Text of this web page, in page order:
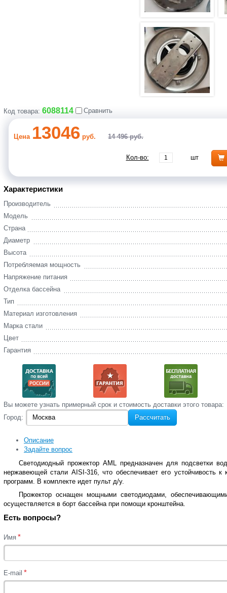
Код товара: 6088114 Сравнить
Цена 13046 руб. 14 496 руб.
Кол-во: шт
Характеристики
Производитель
Модель
Страна
Диаметр
Высота
Потребляемая мощность
Напряжение питания
Отделка бассейна
Тип
Материал изготовления
Марка стали
Цвет
Гарантия
Вы‌ можете‌ узнать‌ примерный срок и стоимость‌ доставки этого товара:
Город:
Рассчитать
Описание
Задайте вопрос
Светодиодный прожектор AML предназначен для подсветки
нержавеющей стали AISI-316, что обеспечивает его устойчивость
программ. В комплекте идет пульт д/у.
Прожектор оснащен мощными светодиодами,
осуществляется в борт бассейна при помощи кронштейна.
Есть вопросы?
Имя *
E-mail *